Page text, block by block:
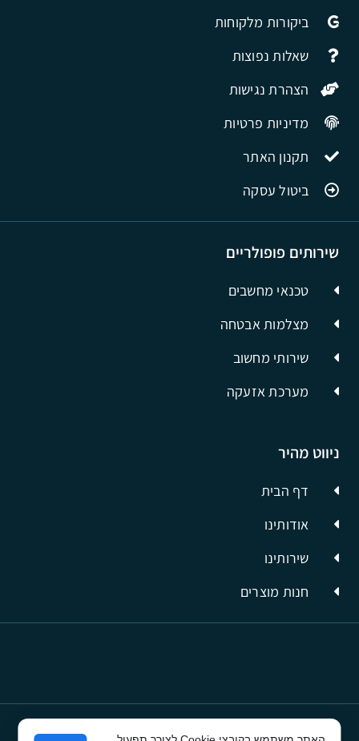
ניווט מהיר
דף הבית
אודותינו
שירותינו
חנות מוצרים
שירותים פופולריים
טכנאי מחשבים
מצלמות אבטחה
שירותי מחשוב
מערכת אזעקה
ביקורות מלקוחות
שאלות נפוצות
הצהרת נגישות
מדיניות פרטיות
תקנון האתר
ביטול עסקה